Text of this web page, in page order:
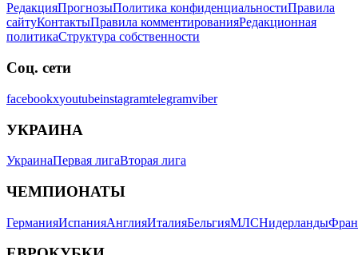
РедакцияПрогнозыПолитика конфиденциальностиПравила
сайтуКонтактыПравила комментированияРедакционная
политикаСтруктура собственности
Соц. сети
facebookxyoutubeinstagramtelegramviber
УКРАИНА
УкраинаПервая лигаВторая лига
ЧЕМПИОНАТЫ
ГерманияИспанияАнглияИталияБельгияМЛСНидерланды